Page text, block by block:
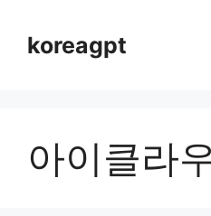
koreagpt
아이클라